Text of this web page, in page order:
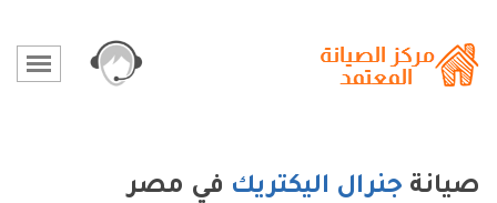
صيانة جنرال اليكتريك في مصر